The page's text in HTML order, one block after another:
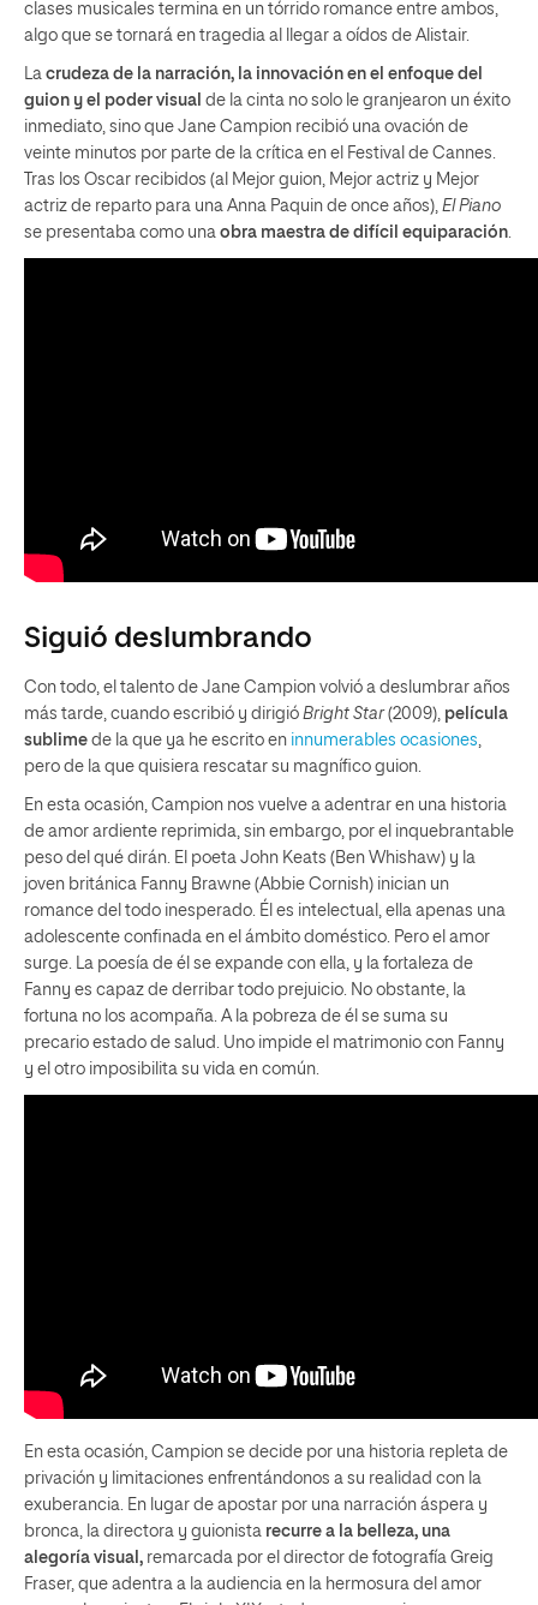
clases musicales termina en un tórrido romance entre ambos,
algo que se tornará en tragedia al llegar a oídos de Alistair.
La crudeza de la narración, la innovación en el enfoque del
guion y el poder visual de la cinta no solo le granjearon un éxito
inmediato, sino que Jane Campion recibió una ovación de
veinte minutos por parte de la crítica en el Festival de Cannes.
Tras los Oscar recibidos (al Mejor guion, Mejor actriz y Mejor
actriz de reparto para una Anna Paquin de once años), El Piano
se presentaba como una obra maestra de difícil equiparación.
Siguió deslumbrando
Con todo, el talento de Jane Campion volvió a deslumbrar años
más tarde, cuando escribió y dirigió Bright Star(2009), película
sublime de la que ya he escrito en innumerables ocasiones,
pero de la que quisiera rescatar su magnífico guion.
En esta ocasión, Campion nos vuelve a adentrar en una historia
de amor ardiente reprimida, sin embargo, por el inquebrantable
peso del qué dirán. El poeta John Keats (Ben Whishaw) y la
joven británica Fanny Brawne (Abbie Cornish) inician un
romance del todo inesperado. Él es intelectual, ella apenas una
adolescente confinada en el ámbito doméstico. Pero el amor
surge. La poesía de él se expande con ella, y la fortaleza de
Fanny es capaz de derribar todo prejuicio. No obstante, la
fortuna no los acompaña. A la pobreza de él se suma su
precario estado de salud. Uno impide el matrimonio con Fanny
y el otro imposibilita su vida en común.
En esta ocasión, Campion se decide por una historia repleta de
privación y limitaciones enfrentándonos a su realidad con la
exuberancia. En lugar de apostar por una narración áspera y
bronca, la directora y guionista recurre a la belleza, una
alegoría visual, remarcada por el director de fotografía Greig
Fraser, que adentra a la audiencia en la hermosura del amor